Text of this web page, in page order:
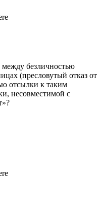
между безличностью
(пресловутый отказ от
отсылки к таким
несовместимой с